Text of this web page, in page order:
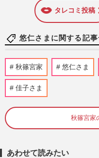
タレコミ投稿
悠仁さまに関する記
高市早苗
後回しで
自民党・
を釈明…
週刊女性PRIME
秋篠宮家 悠仁さま
佳子さま
秋篠宮家
あわせて読みたい